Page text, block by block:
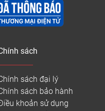
sách
sách đại lý
sách bảo hành
khoản sử dụng